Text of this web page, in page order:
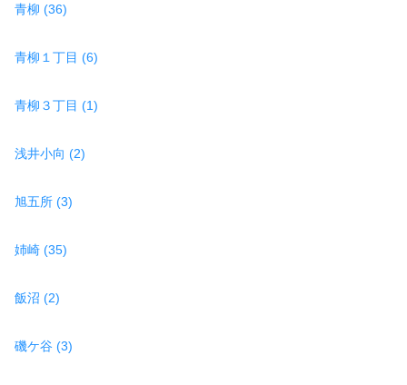
青柳 (36)
青柳１丁目 (6)
青柳３丁目 (1)
浅井小向 (2)
旭五所 (3)
姉崎 (35)
飯沼 (2)
磯ケ谷 (3)